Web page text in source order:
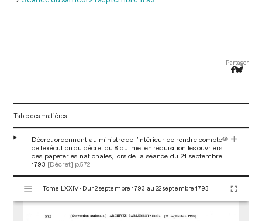
Partager
Table des matières
Décret ordonnant au ministre de l’Intérieur de rendre compte
de l’exécution du décret du 8 qui met en réquisition les ouvriers
des papeteries nationales, lors de la séance du 21 septembre
1793 [Décret] p.572
s
Tome LXXIV - Du 12 septembre 1793 au 22 septembre 1793